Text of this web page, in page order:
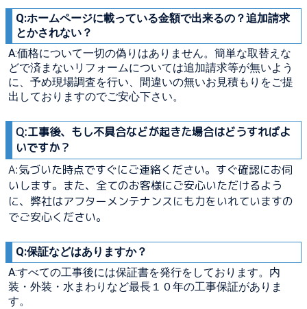
Q:ホームページに載っている金額で出来るの？追加請求
とかされない？
A:価格について一切の偽りはありません。簡単な取替えな
どで済まないリフォームについては追加請求等が無いよう
に、予め現場調査を行い、間違いの無いお見積もりをご提
出しておりますのでご安心下さい。
Q:工事後、もし不具合などが起きた場合はどうすればよ
いですか？
A:気づいた時点ですぐにご連絡ください。すぐ確認にお伺
いします。また、全てのお客様にご安心いただけるよう
に、弊社はアフターメンテナンスにも力をいれていますの
でご安心ください。
Q:保証などはありますか？
A:すべての工事後には保証書を発行をしております。内
装・外装・水まわりなど最長１０年の工事保証がありま
す。